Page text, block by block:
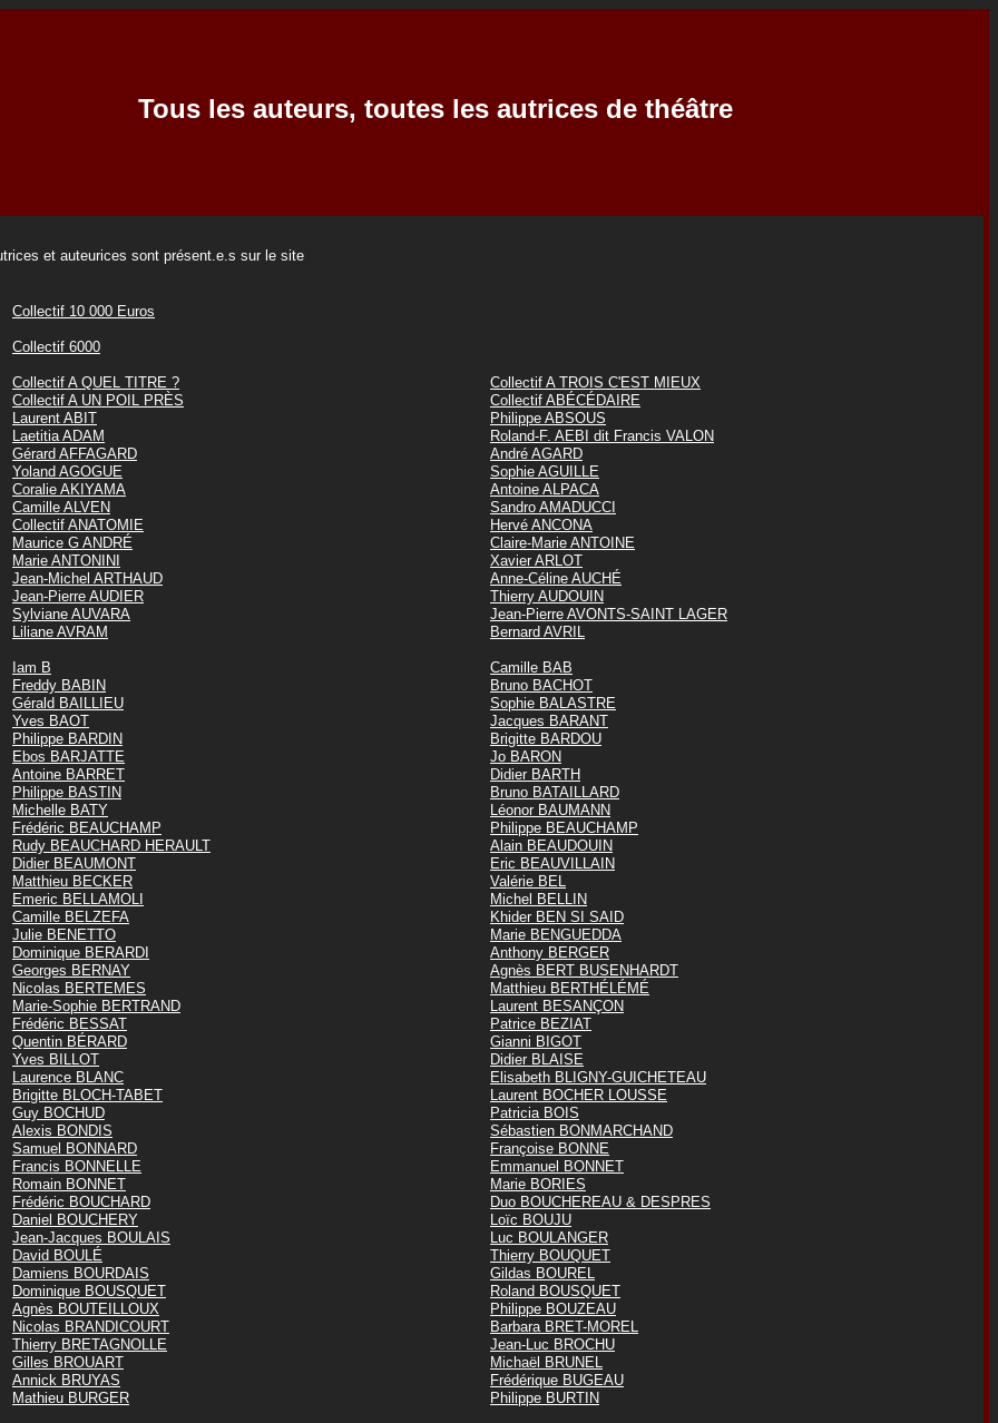
Tous les auteurs, toutes les autrices de théâtre
et auteurices sont présent.e.s sur le site
Collectif 10 000 Euros
Collectif 6000
Collectif A QUEL TITRE ?
Collectif A TROIS C'EST MIEUX
Collectif A UN POIL PRÈS
Collectif ABÉCÉDAIRE
Laurent ABIT
Philippe ABSOUS
Laetitia ADAM
Roland-F. AEBI dit Francis VALON
Gérard AFFAGARD
André AGARD
Yoland AGOGUE
Sophie AGUILLE
Coralie AKIYAMA
Antoine ALPACA
Camille ALVEN
Sandro AMADUCCI
Collectif ANATOMIE
Hervé ANCONA
Maurice G ANDRÉ
Claire-Marie ANTOINE
Marie ANTONINI
Xavier ARLOT
Jean-Michel ARTHAUD
Anne-Céline AUCHÉ
Jean-Pierre AUDIER
Thierry AUDOUIN
Sylviane AUVARA
Jean-Pierre AVONTS-SAINT LAGER
Liliane AVRAM
Bernard AVRIL
Iam B
Camille BAB
Freddy BABIN
Bruno BACHOT
Gérald BAILLIEU
Sophie BALASTRE
Yves BAOT
Jacques BARANT
Philippe BARDIN
Brigitte BARDOU
Ebos BARJATTE
Jo BARON
Antoine BARRET
Didier BARTH
Philippe BASTIN
Bruno BATAILLARD
Michelle BATY
Léonor BAUMANN
Frédéric BEAUCHAMP
Philippe BEAUCHAMP
Rudy BEAUCHARD HERAULT
Alain BEAUDOUIN
Didier BEAUMONT
Eric BEAUVILLAIN
Matthieu BECKER
Valérie BEL
Emeric BELLAMOLI
Michel BELLIN
Camille BELZEFA
Khider BEN SI SAID
Julie BENETTO
Marie BENGUEDDA
Dominique BERARDI
Anthony BERGER
Georges BERNAY
Agnès BERT BUSENHARDT
Nicolas BERTEMES
Matthieu BERTHÉLÉMÉ
Marie-Sophie BERTRAND
Laurent BESANÇON
Frédéric BESSAT
Patrice BEZIAT
Quentin BÉRARD
Gianni BIGOT
Yves BILLOT
Didier BLAISE
Laurence BLANC
Elisabeth BLIGNY-GUICHETEAU
Brigitte BLOCH-TABET
Laurent BOCHER LOUSSE
Guy BOCHUD
Patricia BOIS
Alexis BONDIS
Sébastien BONMARCHAND
Samuel BONNARD
Françoise BONNE
Francis BONNELLE
Emmanuel BONNET
Romain BONNET
Marie BORIES
Frédéric BOUCHARD
Duo BOUCHEREAU & DESPRES
Daniel BOUCHERY
Loïc BOUJU
Jean-Jacques BOULAIS
Luc BOULANGER
David BOULÉ
Thierry BOUQUET
Damiens BOURDAIS
Gildas BOUREL
Dominique BOUSQUET
Roland BOUSQUET
Agnès BOUTEILLOUX
Philippe BOUZEAU
Nicolas BRANDICOURT
Barbara BRET-MOREL
Thierry BRETAGNOLLE
Jean-Luc BROCHU
Gilles BROUART
Michaël BRUNEL
Annick BRUYAS
Frédérique BUGEAU
Mathieu BURGER
Philippe BURTIN